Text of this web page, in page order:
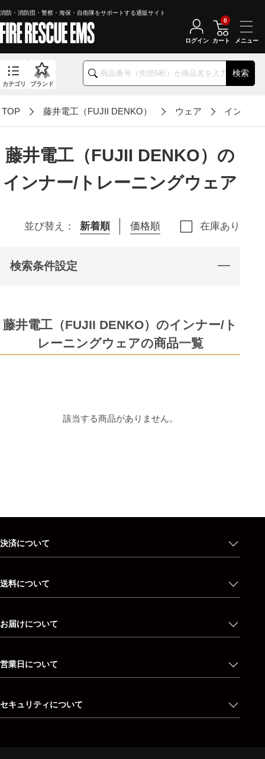
消防・消防団・警察・海保・自衛隊をサポートする通販サイト
検索
カテゴリ ブランド
ログイン カート
0
TOP 藤井電工（FUJII DENKO） ウェア インナー/
藤井電工（FUJII DENKO）の
インナー/トレーニングウェア
並び替え： 新着順 価格順 在庫あり
検索条件設定
藤井電工（FUJII DENKO）のインナー/ト
レーニングウェアの商品一覧
該当する商品がありません。
決済について
送料について
お届けについて
営業日について
セキュリティについて